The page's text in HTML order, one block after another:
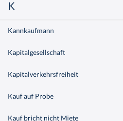
K
Kannkaufmann
Kapitalgesellschaft
Kapitalverkehrsfreiheit
Kauf auf Probe
Kauf bricht nicht Miete